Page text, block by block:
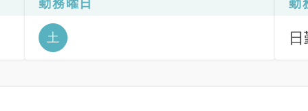
勤務曜日
土
勤